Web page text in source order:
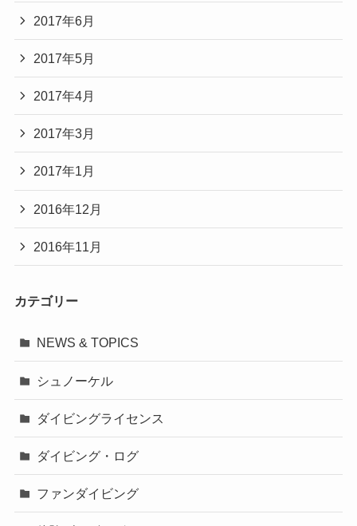
2017年6月
2017年5月
2017年4月
2017年3月
2017年1月
2016年12月
2016年11月
カテゴリー
NEWS & TOPICS
シュノーケル
ダイビングライセンス
ダイビング・ログ
ファンダイビング